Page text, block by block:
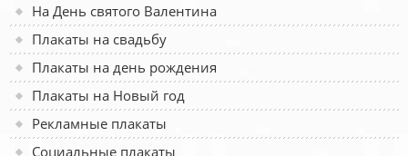
На День святого Валентина
Плакаты на свадьбу
Плакаты на день рождения
Плакаты на Новый год
Рекламные плакаты
Социальные плакаты